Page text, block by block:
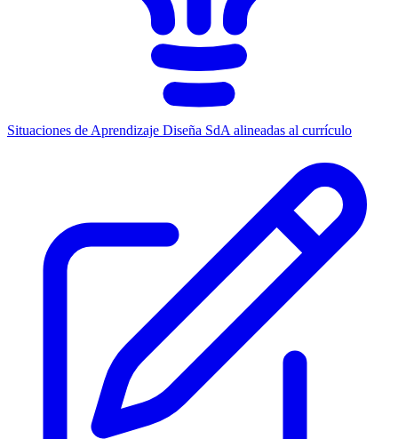
Situaciones de Aprendizaje Diseña SdA alineadas al currículo